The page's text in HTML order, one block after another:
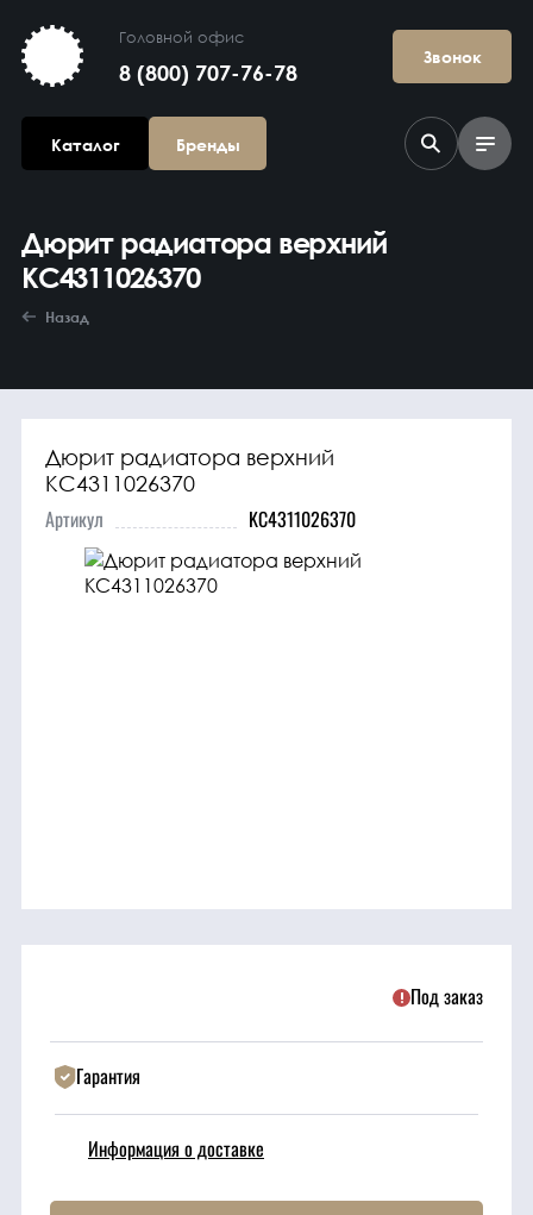
Головной офис
8 (800) 707-76-78
Звонок
Каталог Бренды
Агрегаты в
сборе
Гидравлика и
трансмиссия
Прочие
Фильтрующие
Дюрит радиатора верхний
KC4311026370
Назад
Дюрит радиатора верхний
KC4311026370
Артикул KC4311026370
Под заказ
Гарантия
Информация о доставке